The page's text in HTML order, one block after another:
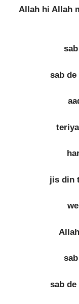
Allah hi Allah
sab de
jis din
sab de